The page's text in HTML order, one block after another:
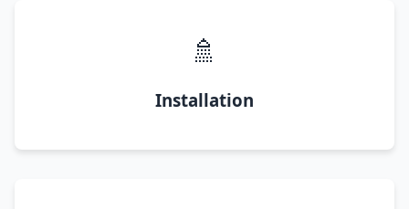
🚿
Installation